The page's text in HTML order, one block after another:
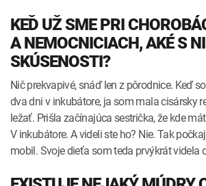
KEĎ UŽ SME PRI
A NEMOCNICIACH, AKÉ S
SKÚSENOSTI?
Nič prekvapivé, snáď len z pôrodnice. Keď
dva dni v inkubátore, ja som mala cisársky
ležať. Prišla začínajúca sestrička, že kde
V inkubátore. A videli ste ho? Nie. Tak
mobil. Svoje dieťa som teda prvýkrát videla